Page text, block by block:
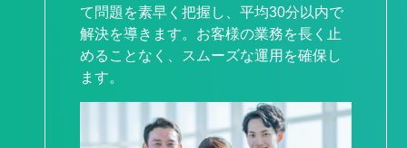
て問題を素早く把握し、平均30分以内で
解決を導きます。お客様の業務を長く止
めることなく、スムーズな運用を確保し
ます。